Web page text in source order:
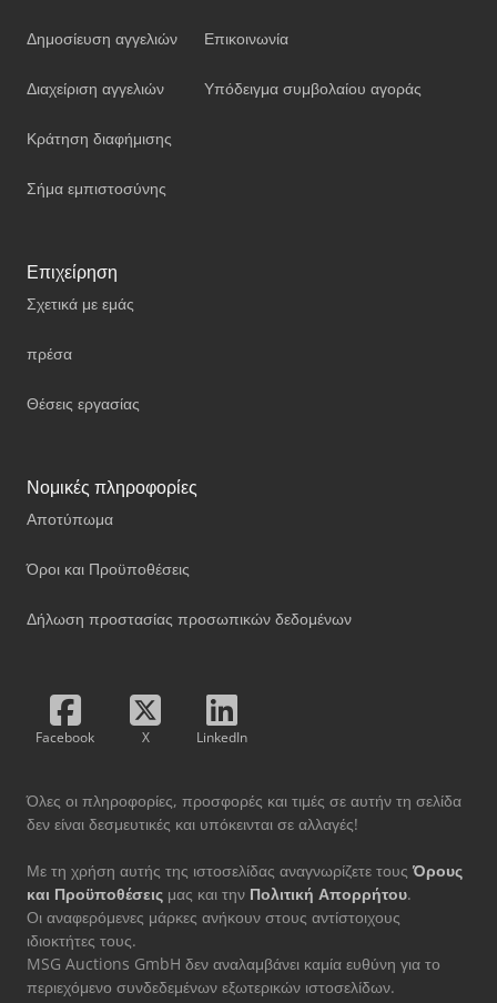
Δημοσίευση αγγελιών
Διαχείριση αγγελιών
Κράτηση διαφήμισης
Σήμα εμπιστοσύνης
Επικοινωνία
Υπόδειγμα συμβολαίου αγοράς
Επιχείρηση
Σχετικά με εμάς
πρέσα
Θέσεις εργασίας
Νομικές πληροφορίες
Αποτύπωμα
Όροι και Προϋποθέσεις
Δήλωση προστασίας προσωπικών δεδομένων
Facebook X LinkedIn
Όλες οι πληροφορίες, προσφορές και τιμές σε αυτήν τη σελίδα
δεν είναι δεσμευτικές και υπόκεινται σε αλλαγές!
Με τη χρήση αυτής της ιστοσελίδας αναγνωρίζετε τους Όρους
και Προϋποθέσεις μας και την Πολιτική Απορρήτου.
Οι αναφερόμενες μάρκες ανήκουν στους αντίστοιχους
ιδιοκτήτες τους.
MSG Auctions GmbH δεν αναλαμβάνει καμία ευθύνη για το
περιεχόμενο συνδεδεμένων εξωτερικών ιστοσελίδων.